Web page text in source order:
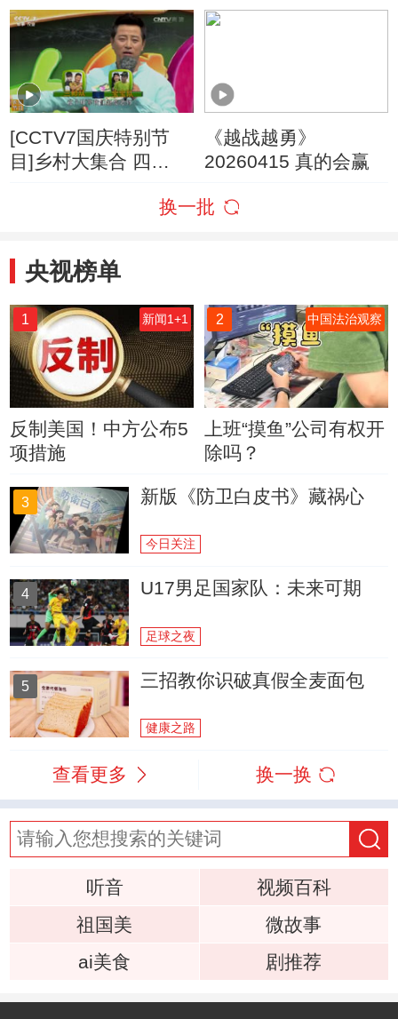
台》 表演：毕铭鑫 孟
语凡 栗宇坤 等
20160416
[CCTV7国庆特别节
目]乡村大集合 四
《越战越勇》
20260415 真的会赢
换一批
央视榜单
1 新闻1+1
反制美国！中方公布5
项措施
2 中国法治观察
上班“摸鱼”公司有权开
除吗？
3 新版《防卫白皮书》藏祸心
今日关注
4 U17男足国家队：未来可期
足球之夜
5 三招教你识破真假全麦面包
健康之路
查看更多 换一换
听音
视频百科
祖国美
微故事
ai美食
剧推荐